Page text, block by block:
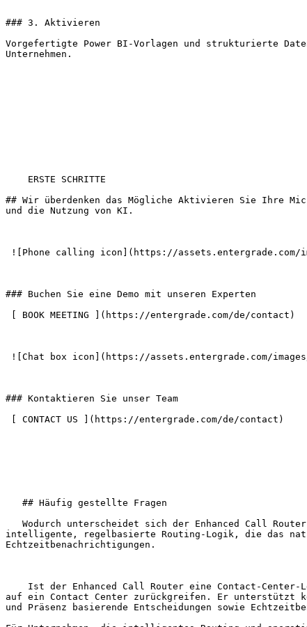
### 3. Aktivieren
Vorgefertigte Power BI-Vorlagen und strukturierte
Unternehmen.
## Wir überdenken das Mögliche Aktivieren Sie Ihre
und die Nutzung von KI.
### Buchen Sie eine Demo mit unseren Experten
### Kontaktieren Sie unser Team
intelligente, regelbasierte Routing-Logik, die das
Echtzeitbenachrichtigungen.
auf ein Contact Center zurückgreifen. Er unterstützt
und Präsenz basierende Entscheidungen sowie